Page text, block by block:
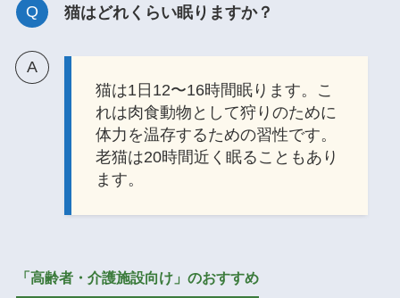
猫はどれくらい眠りますか？
猫は1日12〜16時間眠ります。こ
れは肉食動物として狩りのために
体力を温存するための習性です。
老猫は20時間近く眠ることもあり
ます。
「高齢者・介護施設向け」のおすすめ